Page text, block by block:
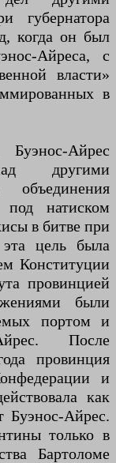
губернатора
когда он был
Айреса, с
власти»
в
Айрес
другими
натиском
в битве при
цель была
Конституции
провинцией
были
портом и
После
провинция
и
как
Буэнос-Айрес.
только в
Бартоломе